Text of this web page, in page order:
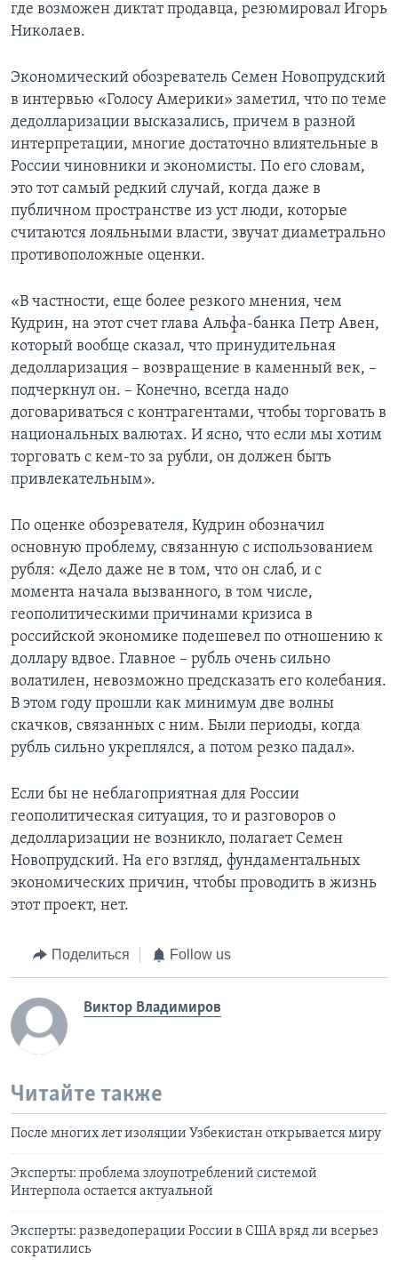
где возможен диктат продавца, резюмировал Игорь
Николаев.
Экономический обозреватель Семен Новопрудский
в интервью «Голосу Америки» заметил, что по теме
дедолларизации высказались, причем в разной
интерпретации, многие достаточно влиятельные в
России чиновники и экономисты. По его словам,
это тот самый редкий случай, когда даже в
публичном пространстве из уст люди, которые
считаются лояльными власти, звучат диаметрально
противоположные оценки.
«В частности, еще более резкого мнения, чем
Кудрин, на этот счет глава Альфа-банка Петр Авен,
который вообще сказал, что принудительная
дедолларизация – возвращение в каменный век, –
подчеркнул он. – Конечно, всегда надо
договариваться с контрагентами, чтобы торговать в
национальных валютах. И ясно, что если мы хотим
торговать с кем-то за рубли, он должен быть
привлекательным».
По оценке обозревателя, Кудрин обозначил
основную проблему, связанную с использованием
рубля: «Дело даже не в том, что он слаб, и с
момента начала вызванного, в том числе,
геополитическими причинами кризиса в
российской экономике подешевел по отношению к
доллару вдвое. Главное – рубль очень сильно
волатилен, невозможно предсказать его колебания.
В этом году прошли как минимум две волны
скачков, связанных с ним. Были периоды, когда
рубль сильно укреплялся, а потом резко падал».
Если бы не неблагоприятная для России
геополитическая ситуация, то и разговоров о
дедолларизации не возникло, полагает Семен
Новопрудский. На его взгляд, фундаментальных
экономических причин, чтобы проводить в жизнь
этот проект, нет.
Поделиться Follow us
Виктор Владимиров
Читайте также
После многих лет изоляции Узбекистан открывается миру
Эксперты: проблема злоупотреблений системой
Интерпола остается актуальной
Эксперты: разведоперации России в США вряд ли всерьез
сократились